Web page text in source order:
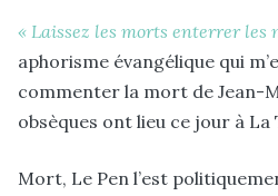
« Laissez les morts enterrer les
aphorisme évangélique qui
commenter la mort de Jean-
obsèques ont lieu ce jour à
Mort, Le Pen l’est